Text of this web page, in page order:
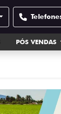
PÓS VENDAS